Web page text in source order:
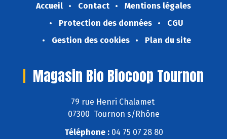
Accueil Contact
Mentions légales
Protection des données
CGU
Gestion des cookies
Plan du site
Magasin Bio Biocoop Tournon
79 rue Henri Chalamet
07300 Tournon s/Rhône
Téléphone :04 75 07 28 80